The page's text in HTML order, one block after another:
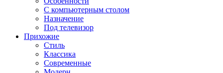
С компьютерным столом
Назначение
Под телевизор
Прихожие
Стиль
Классика
Современные